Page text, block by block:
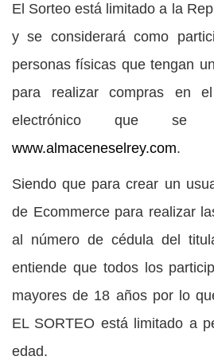
El Sorteo está limitado a la
y se considerará como
personas físicas que tengan
para realizar compras en
electrónico que se
www.almaceneselrey.com.
Siendo que para crear un
de Ecommerce para realizar
al número de cédula del
entiende que todos los
mayores de 18 años por lo
EL SORTEO está limitado a
edad.